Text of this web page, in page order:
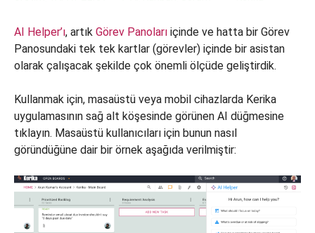
AI Helper’ı, artık Görev Panoları içinde ve hatta bir Görev
Panosundaki tek tek kartlar (görevler) içinde bir asistan
olarak çalışacak şekilde çok önemli ölçüde geliştirdik.
Kullanmak için, masaüstü veya mobil cihazlarda Kerika
uygulamasının sağ alt köşesinde görünen AI düğmesine
tıklayın. Masaüstü kullanıcıları için bunun nasıl
göründüğüne dair bir örnek aşağıda verilmiştir: